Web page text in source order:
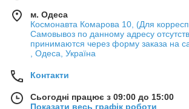
м. Одеса
Космонавта Комарова 10, (Для
Самовывоз по данному адресу
принимаются через форму заказа на
, Одеса, Україна
Контакти
Сьогодні працює з 09:00 до 15:00
Показати весь графік роботи